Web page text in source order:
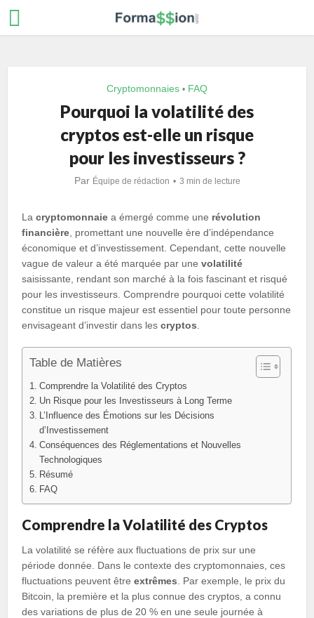
Cryptomonnaies • FAQ
Pourquoi la volatilité des
cryptos est-elle un risque
pour les investisseurs ?
Par Équipe de rédaction 3 min de lecture
Lacryptomonnaie a émergé comme une révolution
financière , promettant une nouvelle ère d’indépendance
économique et d’investissement. Cependant, cette nouvelle
vague de valeur a été marquée par unevolatilité
saisissante, rendant son marché à la fois fascinant et risqué
pour les investisseurs. Comprendre pourquoi cette volatilité
constitue un risque majeur est essentiel pour toute personne
envisageant d’investir dans lescryptos
Table de Matières
Comprendre la Volatilité des Cryptos
Un Risque pour les Investisseurs à Long Terme
L’Influence des Émotions sur les Décisions
d’Investissement
Conséquences des Réglementations et Nouvelles
Technologiques
Résumé
FAQ
Comprendre la Volatilité des Cryptos
La volatilité se réfère aux fluctuations de prix sur une
période donnée. Dans le contexte des cryptomonnaies, ces
fluctuations peuvent êtreextrêmes . Par exemple, le prix du
Bitcoin, la première et la plus connue des cryptos, a connu
des variations de plus de 20 % en une seule journée à